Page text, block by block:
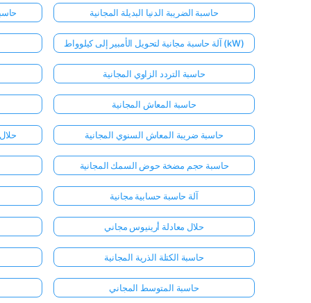
حاسبة الضريبة الدنيا البديلة المجانية
آلة حاسبة مجانية لتحويل الأمبير إلى كيلوواط (kW)
حاسبة التردد الزاوي المجانية
حاسبة المعاش المجانية
حاسبة ضريبة المعاش السنوي المجانية
حاسبة حجم مضخة حوض السمك المجانية
آلة حاسبة حسابية مجانية
حلال معادلة أرينيوس مجاني
حاسبة الكتلة الذرية المجانية
حاسبة المتوسط المجاني